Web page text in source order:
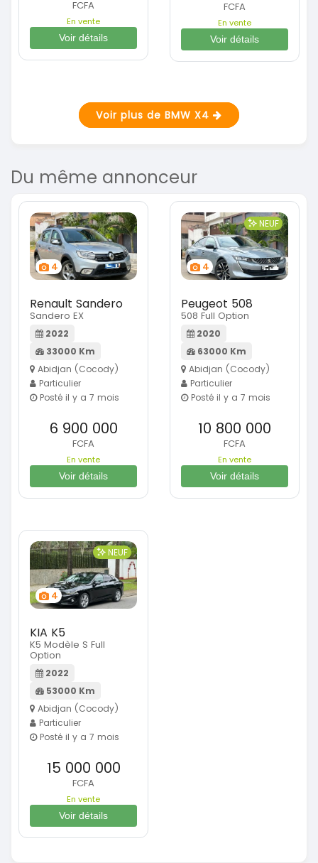
FCFA
En vente
Voir détails
FCFA
En vente
Voir détails
Voir plus de BMW X4
Du même annonceur
4
Renault Sandero
Sandero EX
2022
33000 Km
Abidjan (Cocody)
Particulier
Posté il y a 7 mois
6 900 000
FCFA
En vente
Voir détails
4
NEUF
Peugeot 508
508 Full Option
2020
63000 Km
Abidjan (Cocody)
Particulier
Posté il y a 7 mois
10 800 000
FCFA
En vente
Voir détails
4
NEUF
KIA K5
K5 Modèle S Full
Option
2022
53000 Km
Abidjan (Cocody)
Particulier
Posté il y a 7 mois
15 000 000
FCFA
En vente
Voir détails